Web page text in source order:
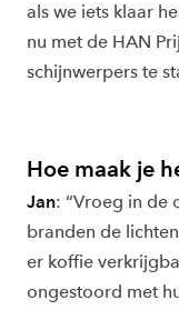
als we iets klaar
nu met de HAN
schijnwerpers te
Hoe maak je
Jan: “Vroeg in de
branden de
er koffie
ongestoord met